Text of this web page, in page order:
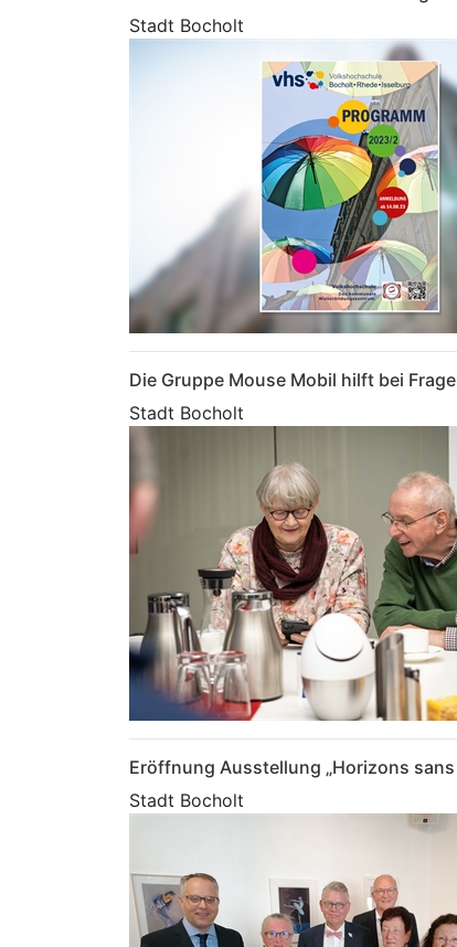
Stadt Bocholt
Die Gruppe Mouse Mobil hilft bei
Stadt Bocholt
Eröffnung Ausstellung „Horizons
Stadt Bocholt